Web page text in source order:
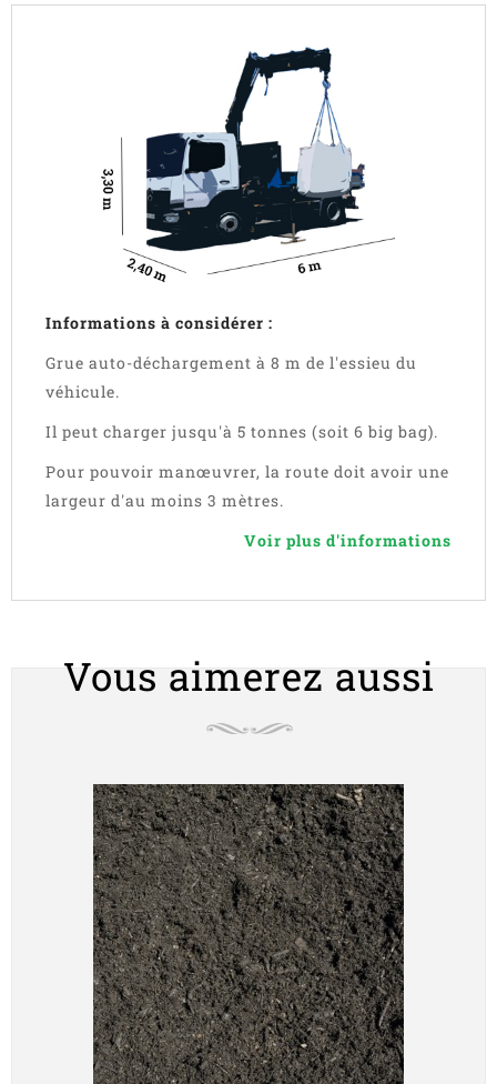
Informations à considérer :
Grue auto-déchargement à 8 m de l'essieu du
véhicule.
Il peut charger jusqu'à 5 tonnes (soit 6 big bag).
Pour pouvoir manœuvrer, la route doit avoir une
largeur d'au moins 3 mètres.
Voir plus d'informations
Vous aimerez aussi